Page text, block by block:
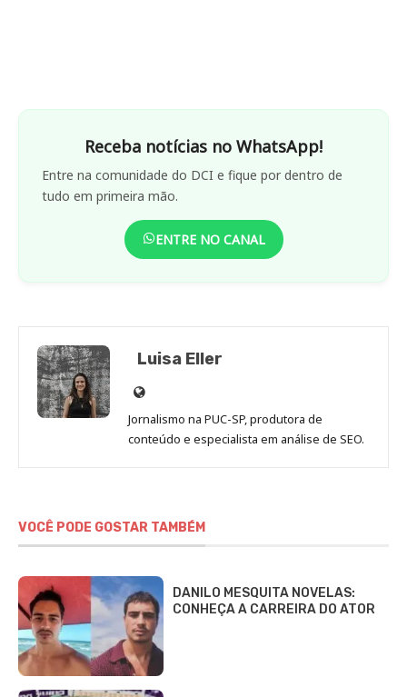
Receba notícias no WhatsApp!
Entre na comunidade do DCI e fique por dentro de
tudo em primeira mão.
ENTRE NO CANAL
Luisa Eller
Site
de
Luisa
Jornalismo na PUC-SP, produtora de
conteúdo e especialista em análise de SEO.
VOCÊ PODE GOSTAR TAMBÉM
DANILO MESQUITA NOVELAS:
CONHEÇA A CARREIRA DO ATOR